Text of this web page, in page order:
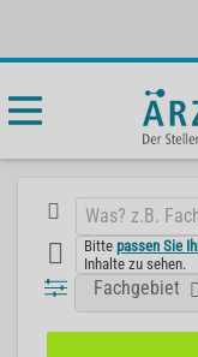
Bittepassen Sie
Inhalte zu sehen.
Fachgebiet